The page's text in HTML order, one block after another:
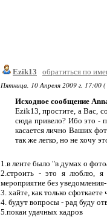
Ezik13
обратиться по
Пятница, 10 Апреля 2009 г. 17:00 (
Исходное сообщение
Ezik13, простите, а Вас,
сюда привело? Ибо это -
касается лично Ваших
так же легко, но не хочу
1.в ленте было "в думах о
2.строить - это я люблю, я
мероприятие без
3. хайте, как только
4. будут вопросы - рад буду
5.покаи удачных кадров